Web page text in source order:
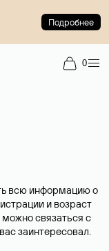
Подробнее
0
всю информацию о
и возраст
связаться с
заинтересовал.